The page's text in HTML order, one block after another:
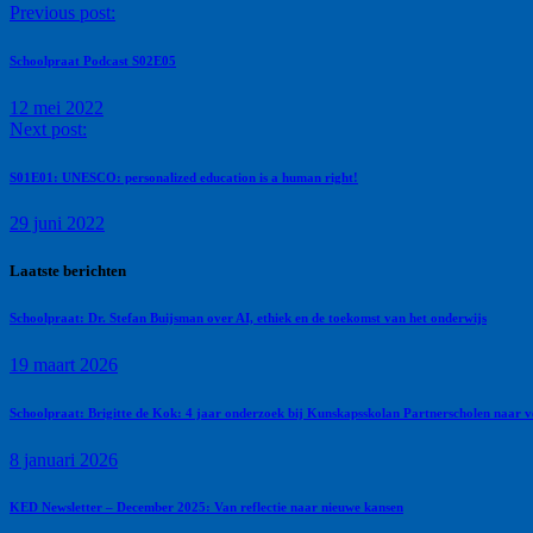
Previous post:
Schoolpraat Podcast S02E05
12 mei 2022
Next post:
S01E01: UNESCO: personalized education is a human right!
29 juni 2022
Laatste berichten
Schoolpraat: Dr. Stefan Buijsman over AI, ethiek en de toekomst van het onderwijs
19 maart 2026
Schoolpraat: Brigitte de Kok: 4 jaar onderzoek bij Kunskapsskolan Partnerscholen naar
8 januari 2026
KED Newsletter – December 2025: Van reflectie naar nieuwe kansen